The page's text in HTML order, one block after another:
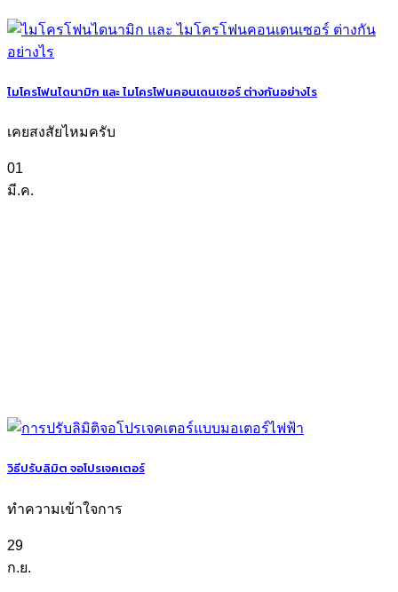
ไมโครโฟนไดนามิก และ ไมโครโฟนคอนเดนเซอร์ ต่างกันอย่างไร
เคยสงสัยไหมครับ
01
มี.ค.
วิธีปรับลิมิต จอโปรเจคเตอร์
ทำความเข้าใจการ
29
ก.ย.